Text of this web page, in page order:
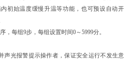
初始温度缓慢升温等功能，也可预设自动开
，每组9步，每组设置时间0～5999分。
声光报警提示操作者，保证安全运行不发生意